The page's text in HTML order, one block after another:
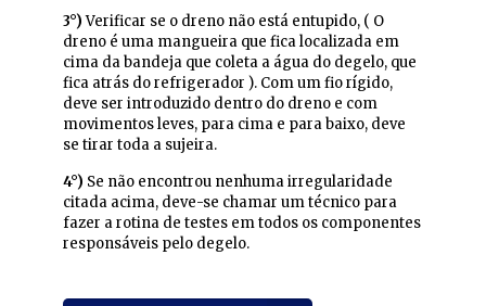
3°)Verificar se o dreno não está entupido, ( O
dreno é uma mangueira que fica localizada em
cima da bandeja que coleta a água do degelo, que
fica atrás do refrigerador ). Com um fio rígido,
deve ser introduzido dentro do dreno e com
movimentos leves, para cima e para baixo, deve
se tirar toda a sujeira.
4°) Se não encontrou nenhuma irregularidade
citada acima, deve-se chamar um técnico para
fazer a rotina de testes em todos os componentes
responsáveis pelo degelo.